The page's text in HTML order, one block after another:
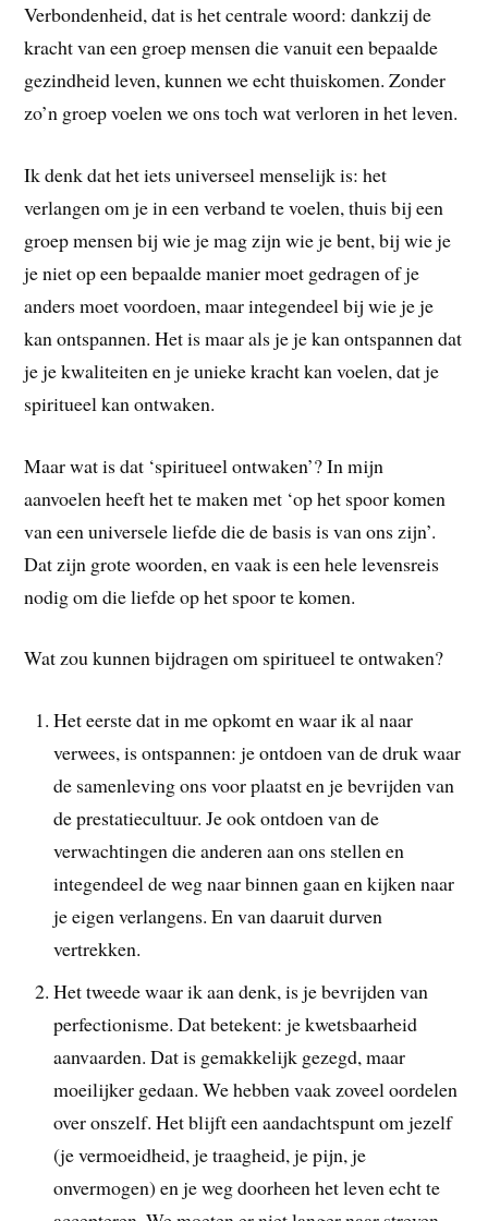
Verbondenheid, dat is het centrale woord: dankzij de
kracht van een groep mensen die vanuit een bepaalde
gezindheid leven, kunnen we echt thuiskomen. Zonder
zo’n groep voelen we ons toch wat verloren in het leven.
Ik denk dat het iets universeel menselijk is: het
verlangen om je in een verband te voelen, thuis bij een
groep mensen bij wie je mag zijn wie je bent, bij wie je
je niet op een bepaalde manier moet gedragen of je
anders moet voordoen, maar integendeel bij wie je je
kan ontspannen. Het is maar als je je kan ontspannen dat
je je kwaliteiten en je unieke kracht kan voelen, dat je
spiritueel kan ontwaken.
Maar wat is dat ‘spiritueel ontwaken’? In mijn
aanvoelen heeft het te maken met ‘op het spoor komen
van een universele liefde die de basis is van ons zijn’.
Dat zijn grote woorden, en vaak is een hele levensreis
nodig om die liefde op het spoor te komen.
Wat zou kunnen bijdragen om spiritueel te ontwaken?
Het eerste dat in me opkomt en waar ik al naar
verwees, is ontspannen: je ontdoen van de druk waar
de samenleving ons voor plaatst en je bevrijden van
de prestatiecultuur. Je ook ontdoen van de
verwachtingen die anderen aan ons stellen en
integendeel de weg naar binnen gaan en kijken naar
je eigen verlangens. En van daaruit durven
vertrekken.
Het tweede waar ik aan denk, is je bevrijden van
perfectionisme. Dat betekent: je kwetsbaarheid
aanvaarden. Dat is gemakkelijk gezegd, maar
moeilijker gedaan. We hebben vaak zoveel oordelen
over onszelf. Het blijft een aandachtspunt om jezelf
(je vermoeidheid, je traagheid, je pijn, je
onvermogen) en je weg doorheen het leven echt te